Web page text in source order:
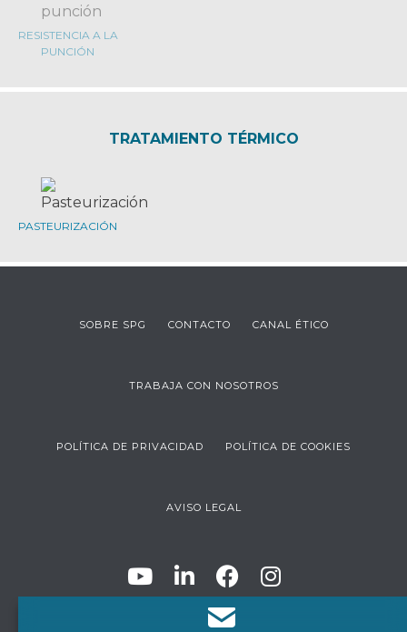
RESISTENCIA A LA
PUNCIÓN
TRATAMIENTO TÉRMICO
PASTEURIZACIÓN
SOBRE SPG CONTACTO CANAL ÉTICO
TRABAJA CON NOSOTROS
POLÍTICA DE PRIVACIDAD POLÍTICA DE COOKIES
AVISO LEGAL